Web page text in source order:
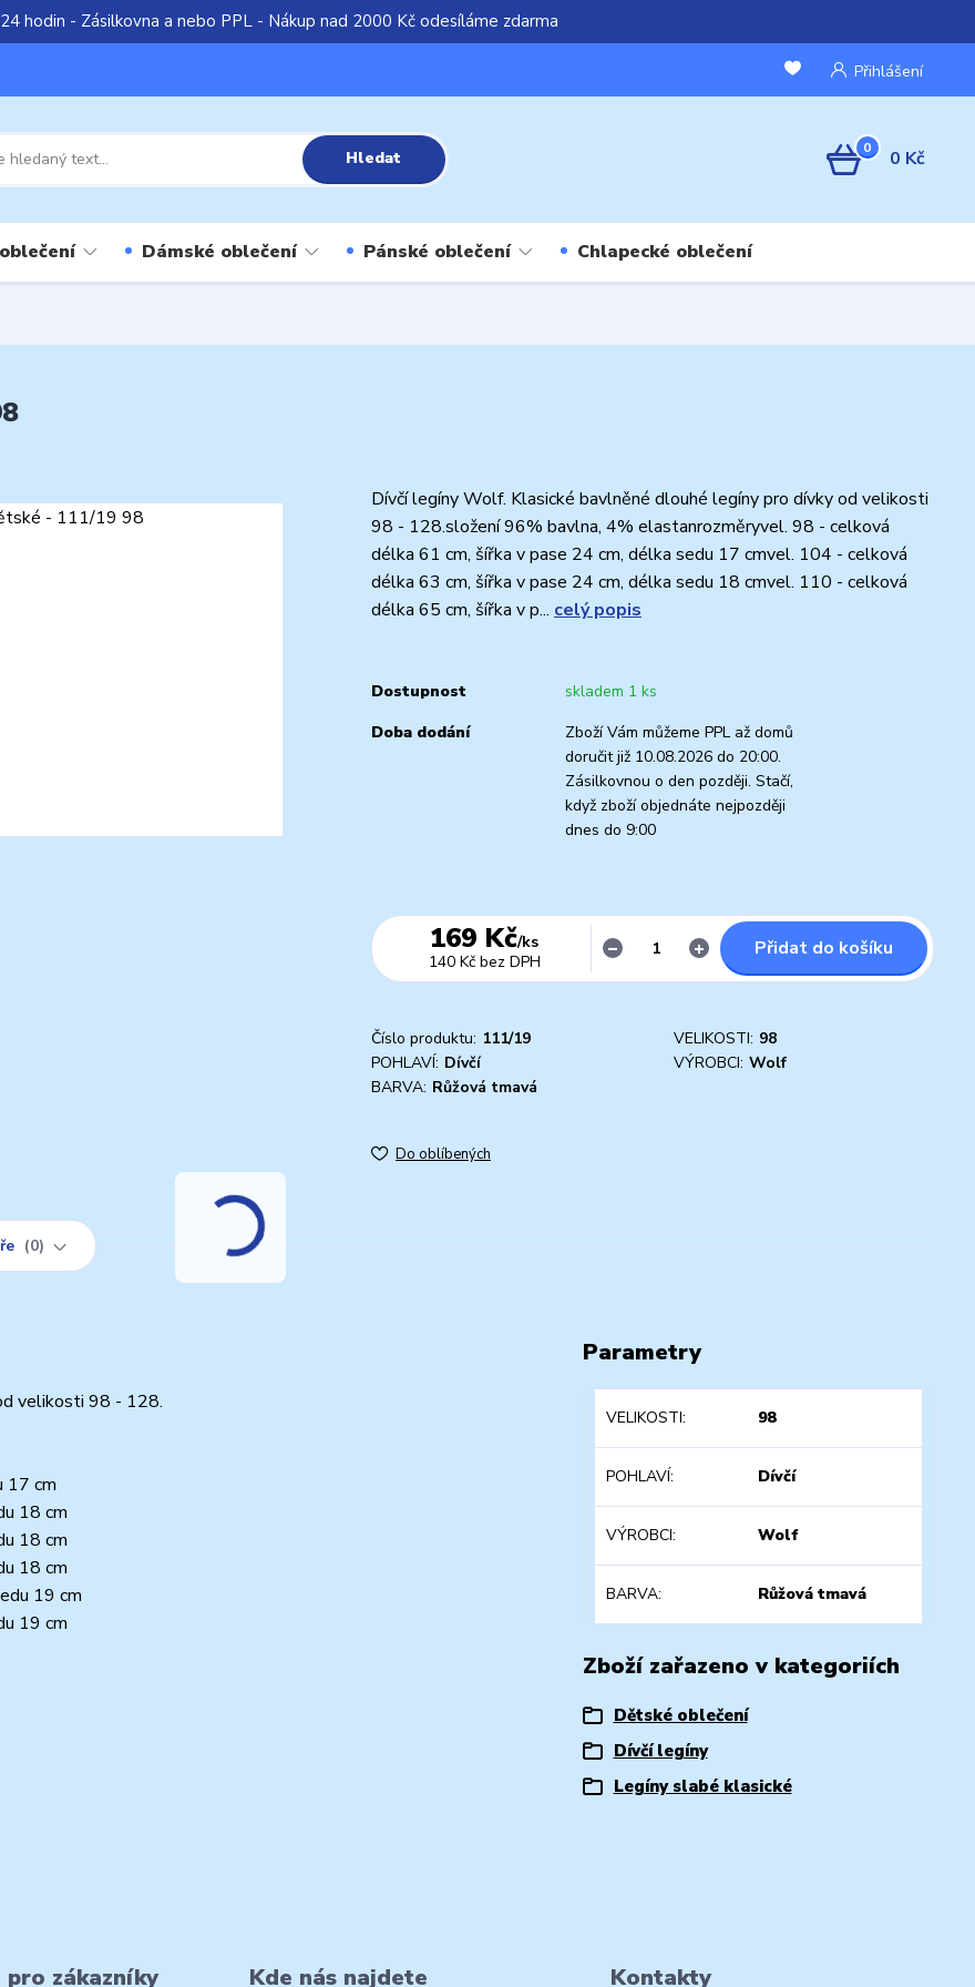
hodin - Zásilkovna a nebo PPL - Nákup nad 2000 Kč odesíláme zdarma
Přihlášení
Hledat 0 0 Kč
Dámské oblečení Pánské oblečení Chlapecké oblečení
Dívčí legíny Wolf. Klasické bavlněné dlouhé legíny pro dívky od velikosti
98 - 128.složení 96% bavlna, 4% elastanrozměryvel. 98 - celková
délka 61 cm, šířka v pase 24 cm, délka sedu 17 cmvel. 104 - celková
délka 63 cm, šířka v pase 24 cm, délka sedu 18 cmvel. 110 - celková
délka 65 cm, šířka v p... celý popis
Dostupnost
skladem 1 ks
Doba dodání
Zboží Vám můžeme PPL až domů
doručit již 10.08.2026 do 20:00.
Zásilkovnou o den později. Stačí,
když zboží objednáte nejpozději
dnes do 9:00
169 Kč/ks
140 Kč bez DPH
Přidat do košíku
Číslo produktu: 111/19 VELIKOSTI: 98
POHLAVÍ: Dívčí VÝROBCI: Wolf
BARVA: Růžová tmavá
Do oblíbených
0
velikosti 98 - 128.
17 cm
18 cm
18 cm
18 cm
19 cm
19 cm
Parametry
VELIKOSTI 98
POHLAVÍ Dívčí
VÝROBCI Wolf
BARVA Růžová tmavá
Zboží zařazeno v kategoriích
Dětské oblečení
Dívčí legíny
Legíny slabé klasické
zákazníky Kde nás najdete Kontakty